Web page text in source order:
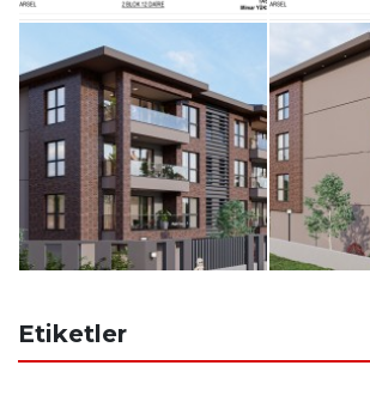
Etiketler